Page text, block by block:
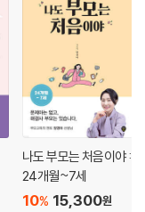
나도 부모는 처음이야 :
24개월~7세
15,300원
10%